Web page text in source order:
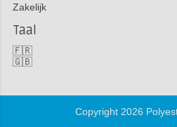
Zakelijk
Taal
🇫🇷
🇬🇧
Copyright 2026